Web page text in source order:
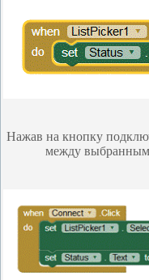
Нажав на кнопку
между